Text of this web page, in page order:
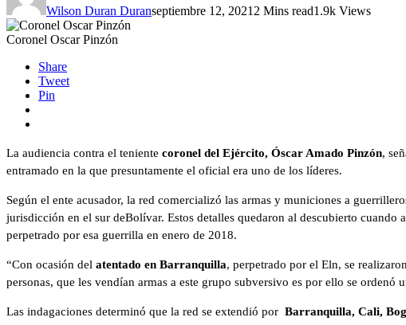
Wilson Duran Duranseptiembre 12, 20212 Mins read1.9k Views
Coronel Oscar Pinzón
Share
Tweet
Pin
La audiencia contra el teniente coronel del Ejército, Óscar Amado Pinzón,
entramado en la que presuntamente el oficial era uno de los líderes.
Según el ente acusador, la red comercializó las armas y municiones a
jurisdicción en el sur deBolívar. Estos detalles quedaron al descubierto cuando
perpetrado por esa guerrilla en enero de 2018.
“Con ocasión del atentado en Barranquilla, perpetrado por el Eln, se
personas, que les vendían armas a este grupo subversivo es por ello se
Las indagaciones determinó que la red se extendió por Barranquilla, Cali,